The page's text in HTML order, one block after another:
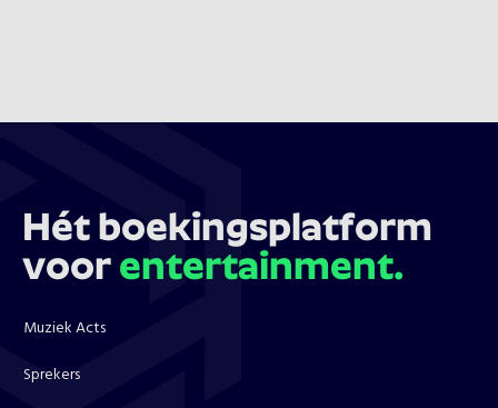
Hét boekingsplatform
voor entertainment.
Muziek Acts
Sprekers